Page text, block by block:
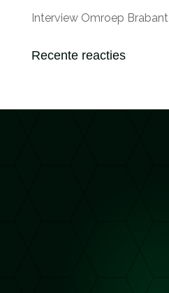
Interview Omroep Brabant
Recente reacties